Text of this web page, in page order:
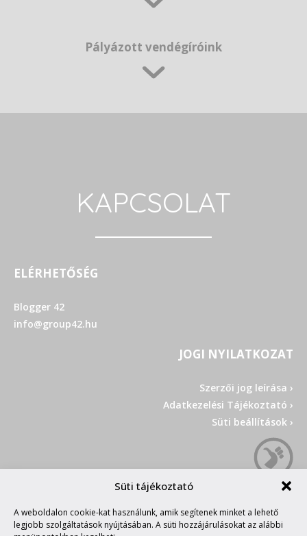
Süti tájékoztató
A weboldalon cookie-kat használunk, amik segítenek minket a lehető
legjobb szolgáltatások nyújtásában. A süti hozzájárulásokat az alábbi
Pályázott vendégíróink
KAPCSOLAT
ELÉRHETŐSÉG
Blogger 42
info@group42.hu
JOGI NYILATKOZAT
Szerzői jog leírása ›
Adatkezelési Tájékoztató ›
Süti beállítások ›